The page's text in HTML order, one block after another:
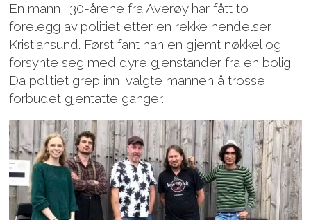
En mann i 30-årene fra Averøy har fått to
forelegg av politiet etter en rekke hendelser i
Kristiansund. Først fant han en gjemt nøkkel og
forsynte seg med dyre gjenstander fra en bolig.
Da politiet grep inn, valgte mannen å trosse
forbudet gjentatte ganger.